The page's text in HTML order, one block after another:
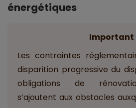
énergétiques
Important
Les contraintes
disparition progressive du
obligations de
s’ajoutent aux obstacles